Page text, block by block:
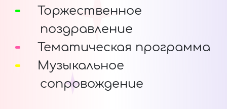
Торжественное
поздравление
Тематическая программа
Музыкальное
сопровождение